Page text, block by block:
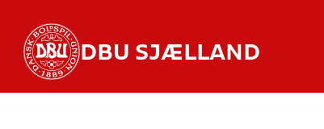
DBU SJÆLLAND